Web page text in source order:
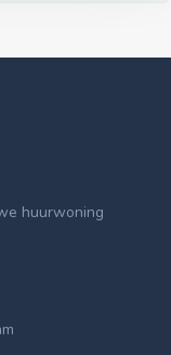
huurwoning